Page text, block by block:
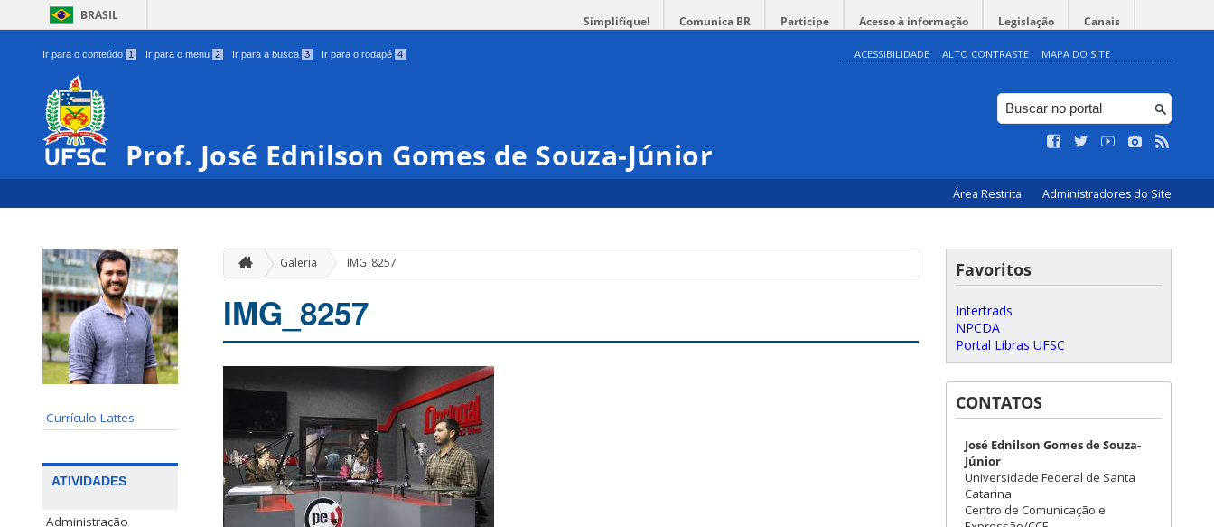
BRASIL Simplifique! Comunica BR Participe Acesso à informação Legislação Canais
Ir para o conteúdo 1 Ir para o menu 2 Ir para a busca 3 Ir para o rodapé 4 ACESSIBILIDADE ALTO CONTRASTE MAPA DO SITE
Prof. José Ednilson Gomes de Souza-Júnior
Área Restrita Administradores do Site
Currículo Lattes
ATIVIDADES
Administração
Galeria IMG_8257
IMG_8257
Favoritos
Intertrads
NPCDA
Portal Libras UFSC
CONTATOS
José Ednilson Gomes de Souza-
Júnior
Universidade Federal de Santa
Catarina
Centro de Comunicação e